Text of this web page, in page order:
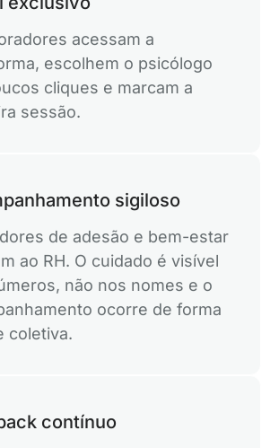
Saúde Mental
publicamente o cuidado
acessam a
escolhem o psicólogo
cliques e marcam a
sessão.
sigiloso
de adesão e bem-estar
ao RH. O cuidado é visível
não nos nomes e o
ocorre de forma
coletiva.
contínuo